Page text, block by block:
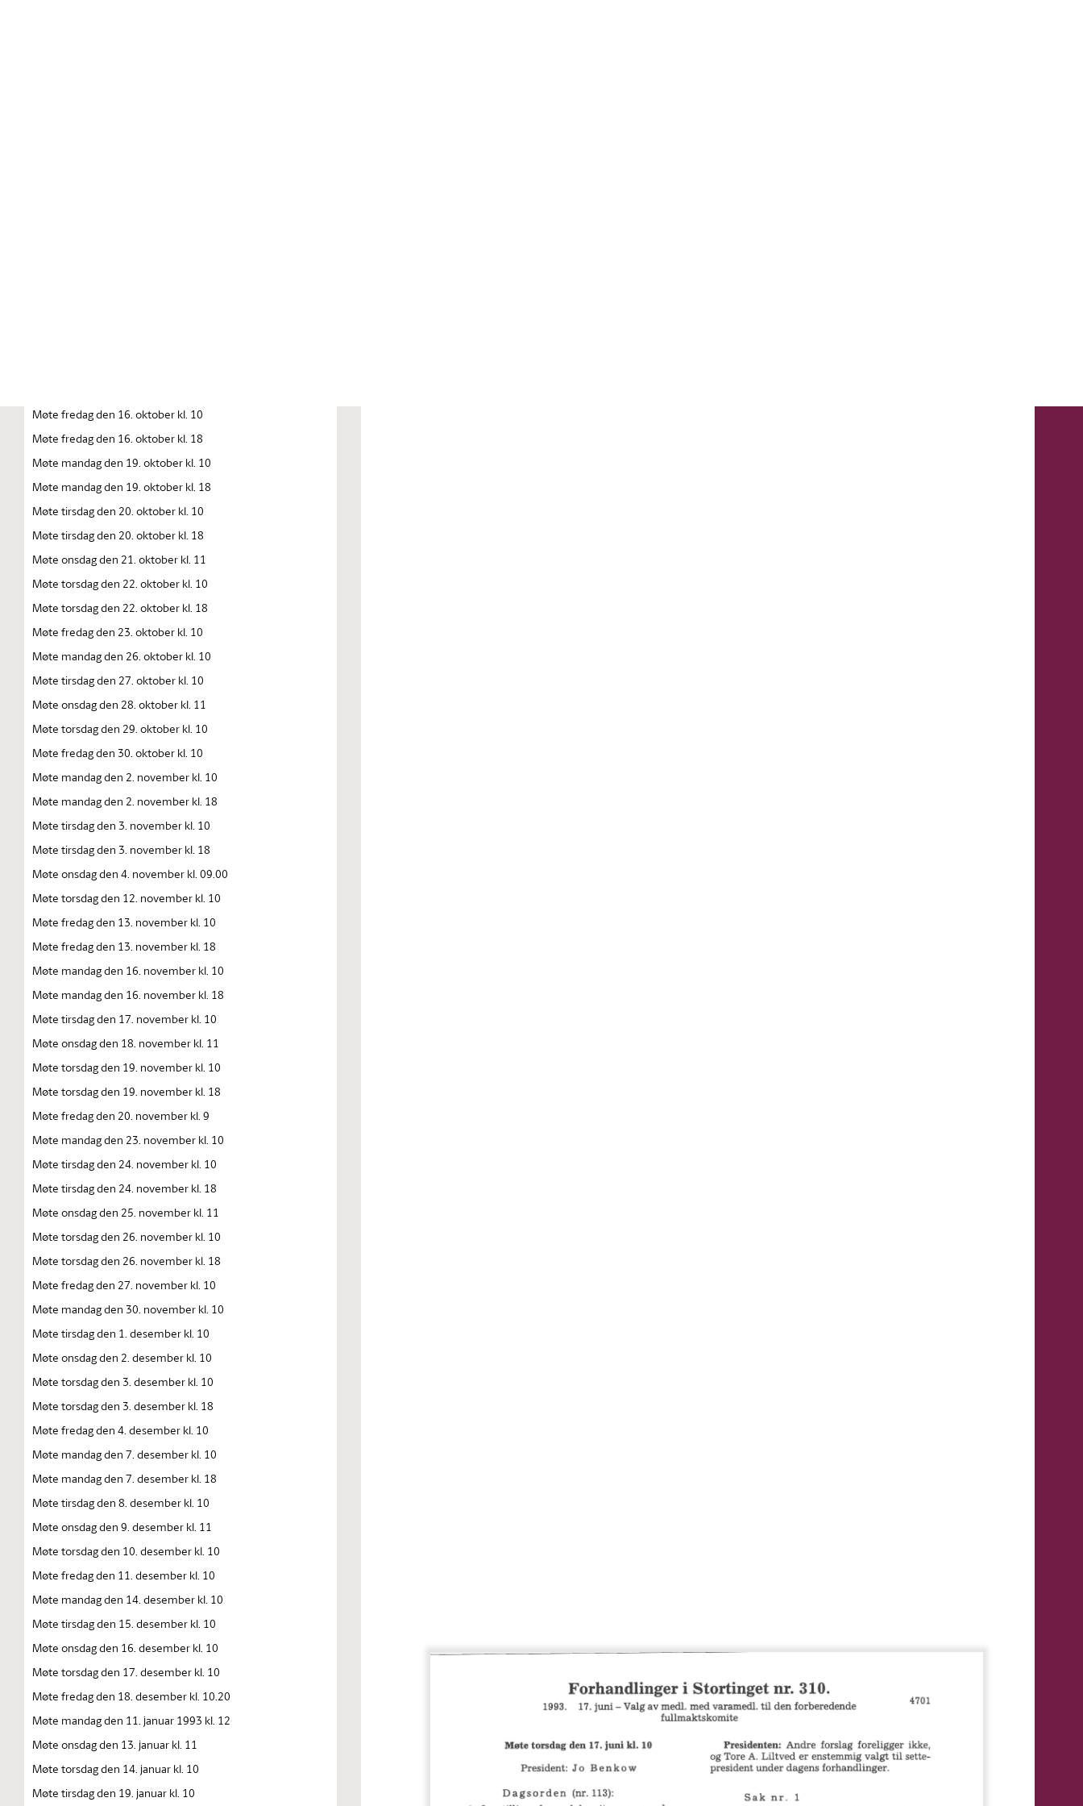
Møte fredag den 16. oktober kl. 10
Møte fredag den 16. oktober kl. 18
Møte mandag den 19. oktober kl. 10
Møte mandag den 19. oktober kl. 18
Møte tirsdag den 20. oktober kl. 10
Møte tirsdag den 20. oktober kl. 18
Møte onsdag den 21. oktober kl. 11
Møte torsdag den 22. oktober kl. 10
Møte torsdag den 22. oktober kl. 18
Møte fredag den 23. oktober kl. 10
Møte mandag den 26. oktober kl. 10
Møte tirsdag den 27. oktober kl. 10
Møte onsdag den 28. oktober kl. 11
Møte torsdag den 29. oktober kl. 10
Møte fredag den 30. oktober kl. 10
Møte mandag den 2. november kl. 10
Møte mandag den 2. november kl. 18
Møte tirsdag den 3. november kl. 10
Møte tirsdag den 3. november kl. 18
Møte onsdag den 4. november kl. 09.00
Møte torsdag den 12. november kl. 10
Møte fredag den 13. november kl. 10
Møte fredag den 13. november kl. 18
Møte mandag den 16. november kl. 10
Møte mandag den 16. november kl. 18
Møte tirsdag den 17. november kl. 10
Møte onsdag den 18. november kl. 11
Møte torsdag den 19. november kl. 10
Møte torsdag den 19. november kl. 18
Møte fredag den 20. november kl. 9
Møte mandag den 23. november kl. 10
Møte tirsdag den 24. november kl. 10
Møte tirsdag den 24. november kl. 18
Møte onsdag den 25. november kl. 11
Møte torsdag den 26. november kl. 10
Møte torsdag den 26. november kl. 18
Møte fredag den 27. november kl. 10
Møte mandag den 30. november kl. 10
Møte tirsdag den 1. desember kl. 10
Møte onsdag den 2. desember kl. 10
Møte torsdag den 3. desember kl. 10
Møte torsdag den 3. desember kl. 18
Møte fredag den 4. desember kl. 10
Møte mandag den 7. desember kl. 10
Møte mandag den 7. desember kl. 18
Møte tirsdag den 8. desember kl. 10
Møte onsdag den 9. desember kl. 11
Møte torsdag den 10. desember kl. 10
Møte fredag den 11. desember kl. 10
Møte mandag den 14. desember kl. 10
Møte tirsdag den 15. desember kl. 10
Møte onsdag den 16. desember kl. 10
Møte torsdag den 17. desember kl. 10
Møte fredag den 18. desember kl. 10.20
Møte mandag den 11. januar 1993 kl. 12
Møte onsdag den 13. januar kl. 11
Møte torsdag den 14. januar kl. 10
Møte tirsdag den 19. januar kl. 10